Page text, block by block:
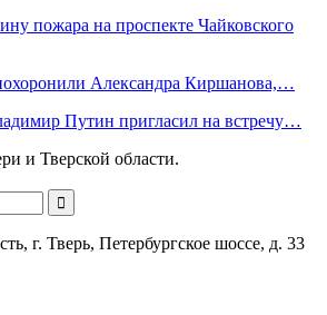
пожара на проспекте Чайковского
Александра Киршанова,…
Путин пригласил на встречу…
и Тверской области.
г. Тверь, Петербургское шоссе, д. 33